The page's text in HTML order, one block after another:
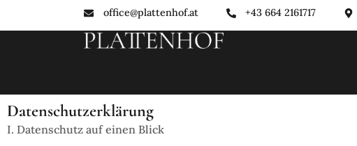
office@plattenhof.at +43 664 2161717
Datenschutzerklärung
I. Datenschutz auf einen Blick